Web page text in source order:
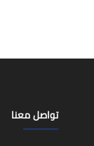
تواصل معنا